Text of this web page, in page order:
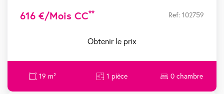
616 €/mois CC** Ref: 102759
Obtenir le prix
19 m² 1 pièce 0 chambre